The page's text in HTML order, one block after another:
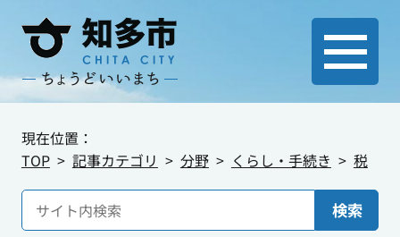
現在位置：
TOP
記事カテゴリ 分野 くらし・手続き 税
検索